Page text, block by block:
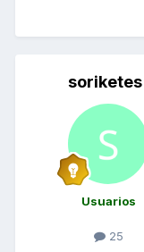
soriketes
Usuarios
25